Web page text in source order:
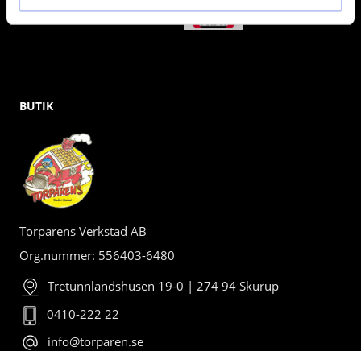
BUTIK
Torparens Verkstad AB
Org.nummer: 556403-6480
Tretunnlandshusen 19-0 | 274 94 Skurup
0410-222 22
info@torparen.se